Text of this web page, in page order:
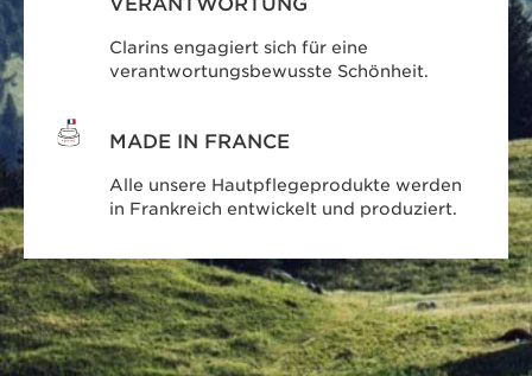
Clarins engagiert sich für eine
verantwortungsbewusste Schönheit.
MADE IN FRANCE
Alle unsere Hautpflegeprodukte werden
in Frankreich entwickelt und produziert.